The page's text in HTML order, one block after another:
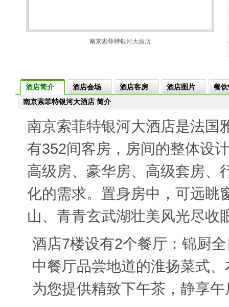
南京索菲特银河大酒店
酒店简介 酒店会场 酒店客房 酒店图片
餐
南京索菲特银河大酒店 简介
南京索菲特银河大酒店是法国
有352间客房，房间的整体设
高级房、豪华房、高级套房、
化的需求。置身房中，可远眺
山、青青玄武湖壮美风光尽收
酒店7楼设有2个餐厅：锦厨
中餐厅品尝地道的淮扬菜式
为您提供精致下午茶，静享